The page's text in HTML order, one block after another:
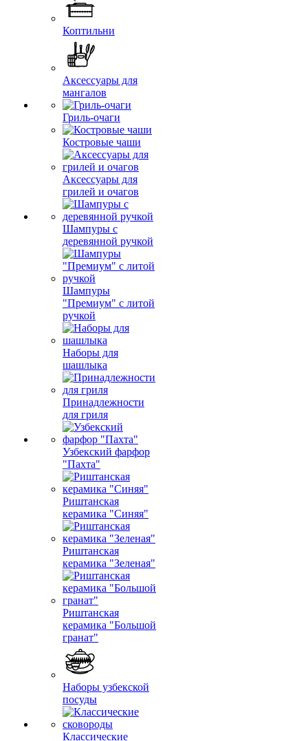
Коптильни
Аксессуары для
мангалов
Гриль-очаги
Костровые чаши
Аксессуары для
грилей и очагов
Шампуры с
деревянной ручкой
Шампуры
"Премиум" с литой
ручкой
Наборы для
шашлыка
Принадлежности
для гриля
Узбекский фарфор
"Пахта"
Риштанская
керамика "Синяя"
Риштанская
керамика "Зеленая"
Риштанская
керамика "Большой
гранат"
Наборы узбекской
посуды
Классические